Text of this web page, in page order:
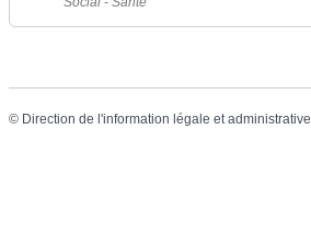
© Direction de l'information légale et administrative